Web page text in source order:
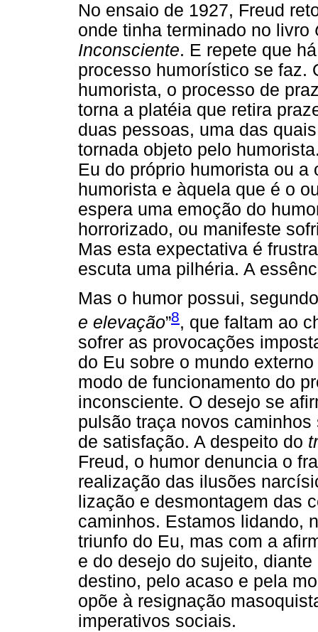
No ensaio de 1927, Freud
onde tinha terminado no livro
Inconsciente. E repete que
processo humorístico se faz.
humorista, o processo de
torna a platéia que retira
duas pessoas, uma das
tornada objeto pelo
Eu do próprio humorista ou
humorista e àquela que é o
espera uma emoção do
horrorizado, ou manifeste
Mas esta expectativa é
escuta uma pilhéria. A
Mas o humor possui,
e elevação”8, que faltam ao
sofrer as provocações
do Eu sobre o mundo
modo de funcionamento do
inconsciente. O desejo se
pulsão traça novos
de satisfação. A despeito do
Freud, o humor denuncia o
realização das ilusões
lização e desmontagem das
caminhos. Estamos lidando,
triunfo do Eu, mas com a
e do desejo do sujeito,
destino, pelo acaso e pela
opõe à resignação
imperativos sociais.